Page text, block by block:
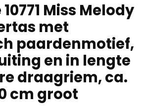
Miss Melody
met
paardenmotief,
en in lengte
draagriem, ca.
cm groot